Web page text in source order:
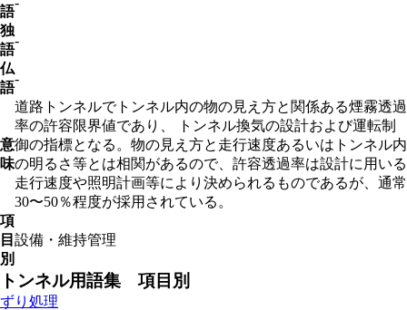
語
独
語
-
仏
語
-
意
味
道路トンネルでトンネル内の物の見え方と関係ある煙霧透過
率の許容限界値であり、 トンネル換気の設計および運転制
御の指標となる。物の見え方と走行速度あるいはトンネル内
の明るさ等とは相関があるので、許容透過率は設計に用いる
走行速度や照明計画等により決められるものであるが、通常
30〜50％程度が採用されている。
項
目
別
設備・維持管理
トンネル用語集 項目別
ずり処理